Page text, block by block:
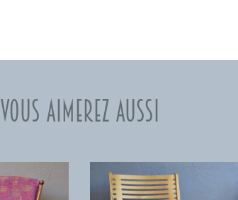
Vous aimerez aussi